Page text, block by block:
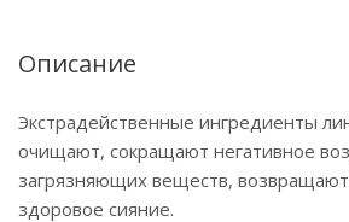
Описание
Экстрадейственные ингредиенты
очищают, сокращают негативное
загрязняющих веществ, возвращают
здоровое сияние.